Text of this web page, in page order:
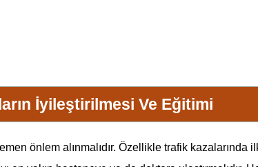
İyileştirilmesi Ve Eğitimi
önlem alınmalıdır. Özellikle trafik